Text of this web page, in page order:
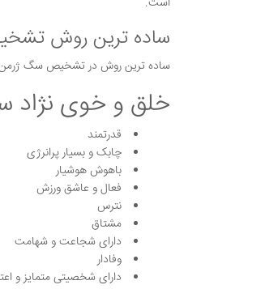
ساده ترین روش
ساده ترین روش در تشخیص سگ ژرمن
خلق و خوی نژاد
قدرتمند
چابک و بسیار پرانرژی
باهوش هوشیار
فعال و عاشق ورزش
نترس
مشتاق
دارای شجاعت و شهامت
وفادار
دارای شخصیتی متمایز و